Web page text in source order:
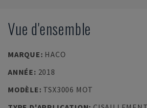
Vue d'ensemble
MARQUE: HACO
ANNÉE: 2018
MODÈLE: TSX3006 MOT